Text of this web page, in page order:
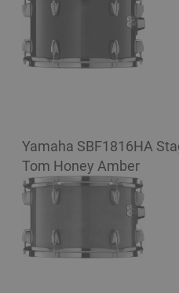
Yamaha SBF1816HA
Tom Honey Amber